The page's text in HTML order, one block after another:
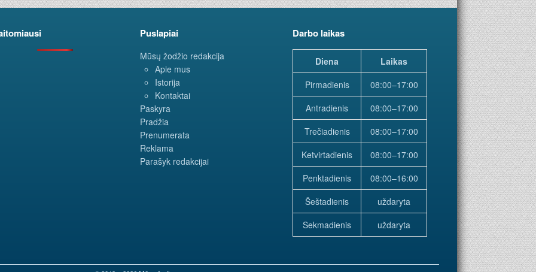
Puslapiai
Mūsų žodžio redakcija
Apie mus
Istorija
Kontaktai
Paskyra
Pradžia
Prenumerata
Reklama
Parašyk redakcijai
Darbo laikas
Diena
Laikas
Pirmadienis
08:00–17:00
Antradienis
08:00–17:00
Trečiadienis
08:00–17:00
Ketvirtadienis
08:00–17:00
Penktadienis
08:00–16:00
Šeštadienis
uždaryta
Sekmadienis
uždaryta